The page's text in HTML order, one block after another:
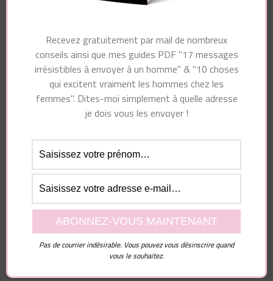
Immédiatement Si Tu
T’es Faite Larguer
qu’il dit ou regarder
ses actions ?
Vous pourriez également aimer...
Laisser un commentaire
Votre adresse e-mail ne sera pas publiée.Les
Recevez gratuitement par mail de nombreux
conseils ainsi que mes guides PDF "17 messages
irrésistibles à envoyer à un homme" & "10 choses
qui excitent vraiment les hommes chez les
femmes". Dites-moi simplement à quelle adresse
je dois vous les envoyer !
Pas de courrier indésirable. Vous pouvez vous désinscrire quand
vous le souhaitez.